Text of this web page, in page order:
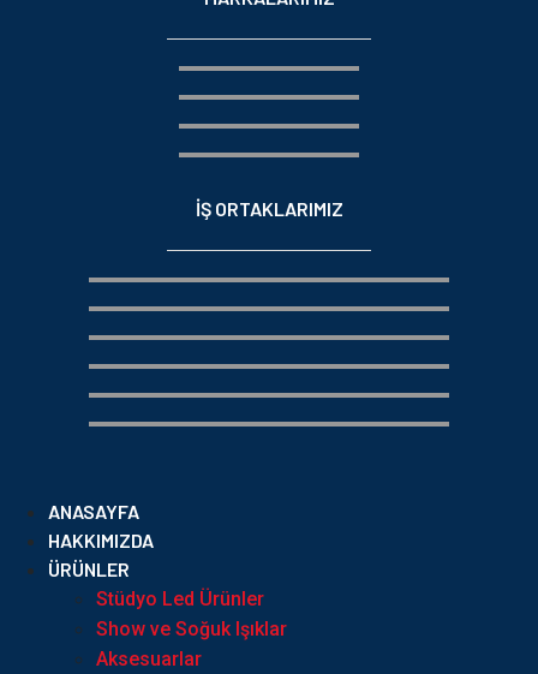
İŞ ORTAKLARIMIZ
ANASAYFA
HAKKIMIZDA
ÜRÜNLER
Stüdyo Led Ürünler
Show ve Soğuk Işıklar
Aksesuarlar